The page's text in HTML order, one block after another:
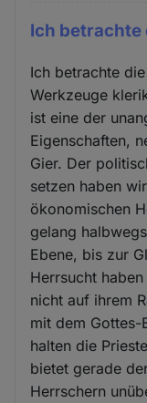
Ich betrachte
Ich betrachte
Werkzeuge
ist eine der
Eigenschaften,
Gier. Der
setzen haben
ökonomischen
gelang
Ebene, bis zur
Herrsucht
nicht auf ihrem
mit dem Gottes-
halten die
bietet gerade
Herrschern